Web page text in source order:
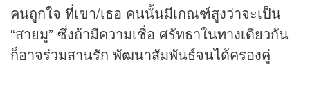
คนถูกใจ ที่เขา/เธอ คนนั้นมีเกณฑ์สูงว่าจะเป็น
“สายมู” ซึ่งถ้ามีความเชื่อ ศรัทธาในทางเดียวกัน
ก็อาจร่วมสานรัก พัฒนาสัมพันธ์จนได้ครองคู่